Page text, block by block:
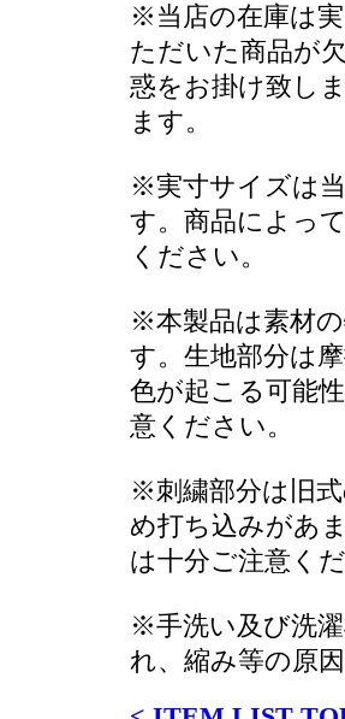
※当店の在庫は
ただいた商品が
惑をお掛け致し
ます。
※実寸サイズは
す。商品によっ
ください。
※本製品は素材
す。生地部分は
色が起こる可能
意ください。
※刺繍部分は旧
め打ち込みがあ
は十分ご注意くだ
※手洗い及び洗
れ、縮み等の原